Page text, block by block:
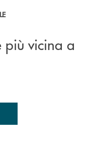
a Te
più vicina a